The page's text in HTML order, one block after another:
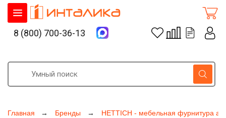
Главная Бренды HETTICH - мебельная фурнитура
8 (800) 700-36-13